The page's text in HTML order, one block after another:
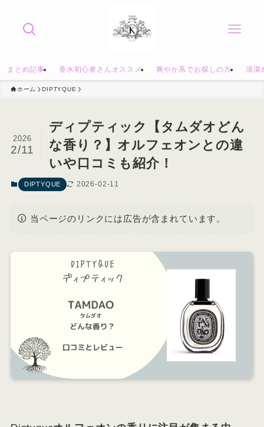
まとめ記事 香水初心者さんオススメ 爽やか系でお探しの方 清潔
ホーム DIPTYQUE
ディプティック【タムダオどん
な香り？】オルフェオンとの違
いや口コミも紹介！
2026
2/11
DIPTYQUE 2026-02-11
当ページのリンクには広告が含まれています。